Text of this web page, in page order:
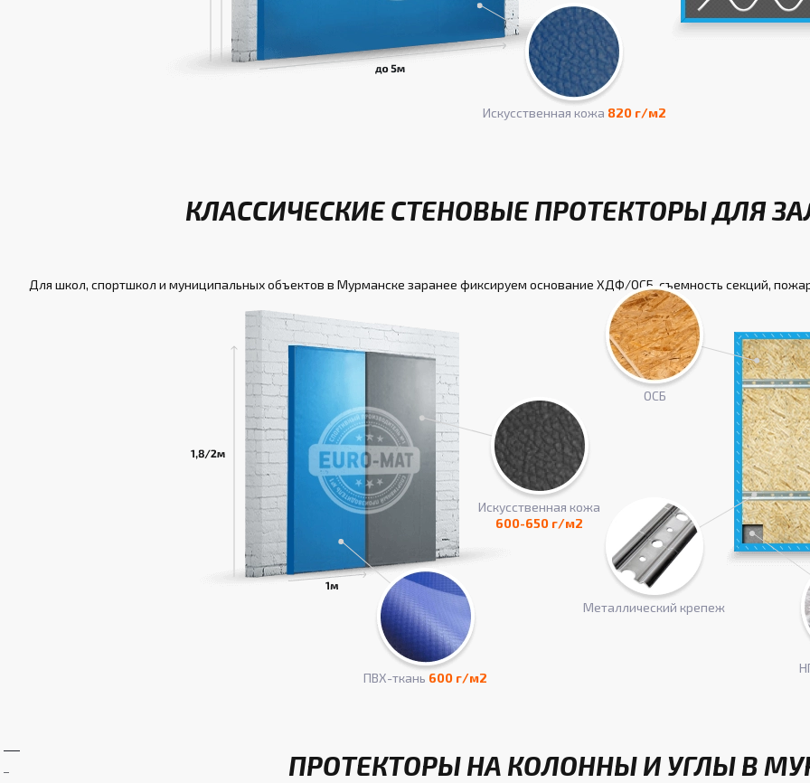
Искусcтвенная кожа 820 г/м2
КЛАССИЧЕСКИЕ СТЕНОВЫЕ ПРОТЕКТОРЫ ДЛЯ
Для школ, спортшкол и муниципальных объектов в Мурманске заранее фиксируем основание ХДФ/ОСБ, съемность секций,
ПВХ-ткань 600 г/м2
Искусcтвенная кожа
600-650 г/м2
Металлический крепеж
ОСБ
ПРОТЕКТОРЫ НА КОЛОННЫ И УГЛЫ В